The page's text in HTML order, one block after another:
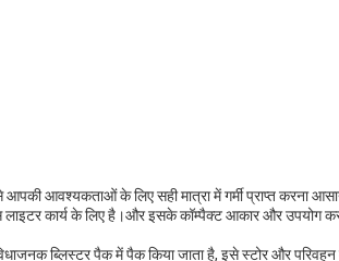
आवश्यकताओं के लिए सही मात्रा में गर्मी प्राप्त करना
लाइटर कार्य के लिए है।और इसके कॉम्पैक्ट आकार और
ब्लिस्टर पैक में पैक किया जाता है, इसे स्टोर और